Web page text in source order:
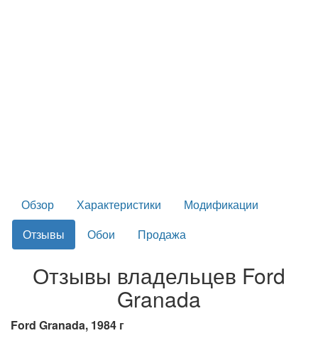
Обзор Характеристики
Модификации
Отзывы
Обои Продажа
Отзывы владельцев Ford
Granada
Ford Granada, 1984 г